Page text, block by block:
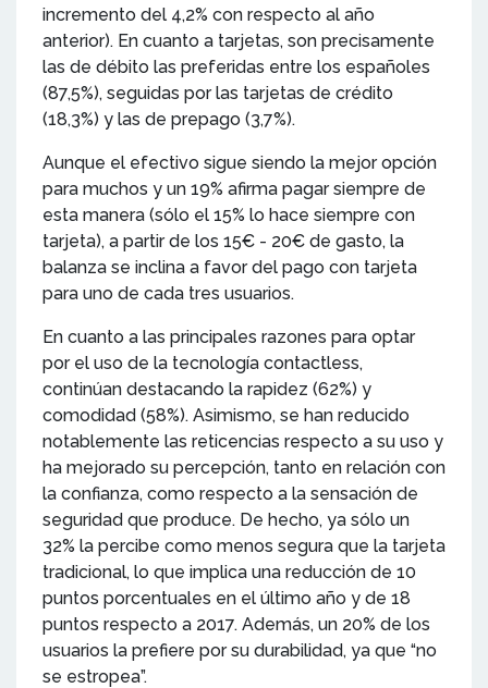
incremento del 4,2% con respecto al año
anterior). En cuanto a tarjetas, son precisamente
las de débito las preferidas entre los españoles
(87,5%), seguidas por las tarjetas de crédito
(18,3%) y las de prepago (3,7%).
Aunque el efectivo sigue siendo la mejor opción
para muchos y un 19% afirma pagar siempre de
esta manera (sólo el 15% lo hace siempre con
tarjeta), a partir de los 15€ - 20€ de gasto, la
balanza se inclina a favor del pago con tarjeta
para uno de cada tres usuarios.
En cuanto a las principales razones para optar
por el uso de la tecnología contactless,
continúan destacando la rapidez (62%) y
comodidad (58%). Asimismo, se han reducido
notablemente las reticencias respecto a su uso y
ha mejorado su percepción, tanto en relación con
la confianza, como respecto a la sensación de
seguridad que produce. De hecho, ya sólo un
32% la percibe como menos segura que la tarjeta
tradicional, lo que implica una reducción de 10
puntos porcentuales en el último año y de 18
puntos respecto a 2017. Además, un 20% de los
usuarios la prefiere por su durabilidad, ya que “no
se estropea”.